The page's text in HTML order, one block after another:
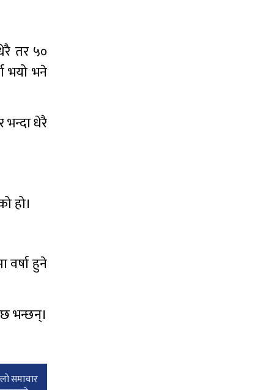
तर ५०
भयो भने
भन्दा धेरै
हो।
वर्षा हुने
भन्छन्।
समाचार